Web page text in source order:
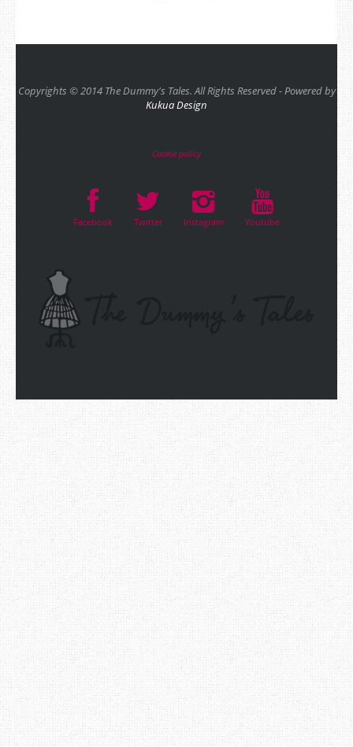
Copyrights © 2014 The Dummy's Tales. All Rights Reserved - Powered by
Kukua Design
Cookie policy
Facebook Twitter Instagram Youtube